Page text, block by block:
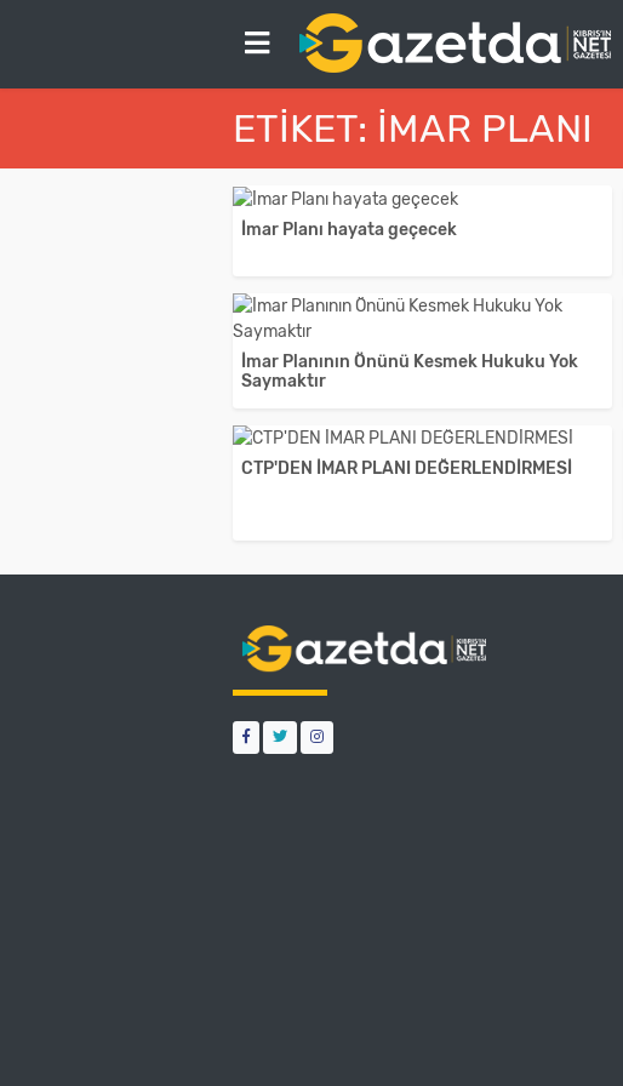
ETIKET: İMAR PLANI
İmar Planı hayata geçecek
İmar Planının Önünü Kesmek Hukuku Yok
Saymaktır
CTP'DEN İMAR PLANI DEĞERLENDİRMESİ